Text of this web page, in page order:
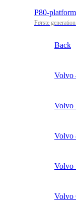
P80-
Første
Back
Volvo
Volvo
Volvo
Volvo
Volvo